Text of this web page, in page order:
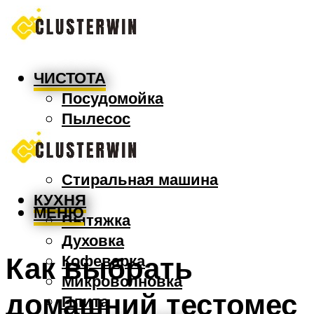
ЧИСТОТА
Посудомойка
Пылесос
Утюг
Швабра
Стиральная машина
КУХНЯ
Вытяжка
Духовка
Кофеварка
Микроволновка
Плита
МЕНЮ
Как выбрать
домашний тестомес